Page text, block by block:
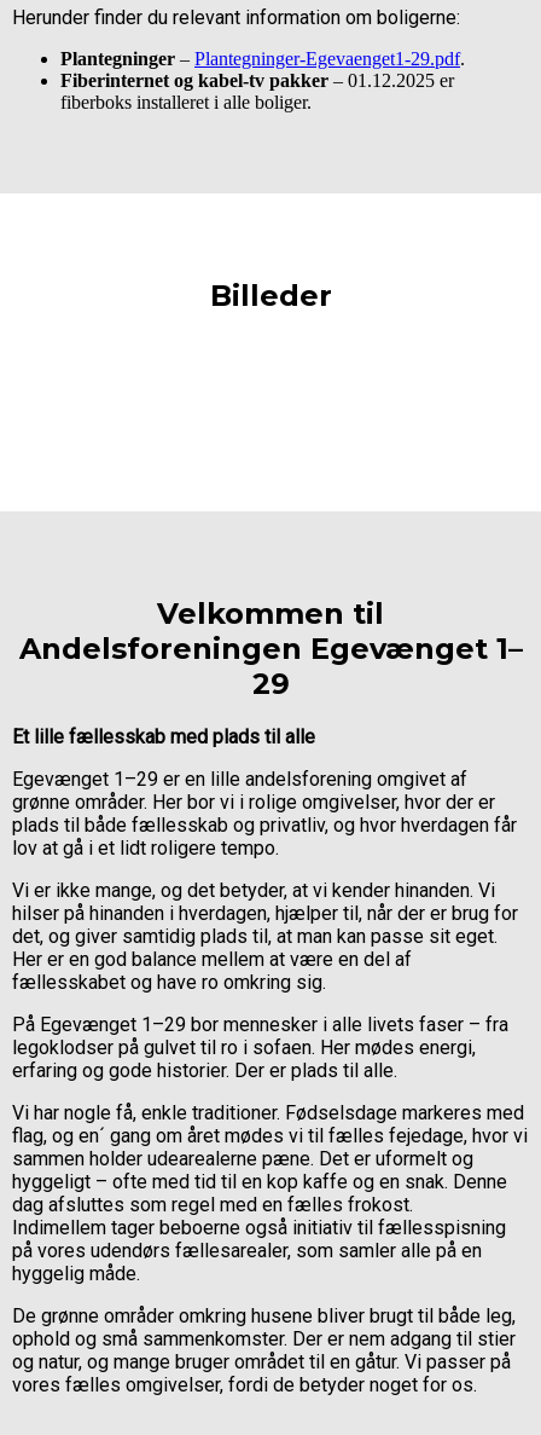
Herunder finder du relevant information om boligerne:
Plantegninger – Plantegninger-Egevaenget1-29.pdf.
Fiberinternet og kabel-tv pakker – 01.12.2025 er
fiberboks installeret i alle boliger.
Billeder
Velkommen til
Andelsforeningen Egevænget 1–
29
Et lille fællesskab med plads til alle
Egevænget 1–29 er en lille andelsforening omgivet af
grønne områder. Her bor vi i rolige omgivelser, hvor der er
plads til både fællesskab og privatliv, og hvor hverdagen får
lov at gå i et lidt roligere tempo.
Vi er ikke mange, og det betyder, at vi kender hinanden. Vi
hilser på hinanden i hverdagen, hjælper til, når der er brug for
det, og giver samtidig plads til, at man kan passe sit eget.
Her er en god balance mellem at være en del af
fællesskabet og have ro omkring sig.
På Egevænget 1–29 bor mennesker i alle livets faser – fra
legoklodser på gulvet til ro i sofaen. Her mødes energi,
erfaring og gode historier. Der er plads til alle.
Vi har nogle få, enkle traditioner. Fødselsdage markeres med
flag, og en´ gang om året mødes vi til fælles fejedage, hvor vi
sammen holder udearealerne pæne. Det er uformelt og
hyggeligt – ofte med tid til en kop kaffe og en snak. Denne
dag afsluttes som regel med en fælles frokost.
Indimellem tager beboerne også initiativ til fællesspisning
på vores udendørs fællesarealer, som samler alle på en
hyggelig måde.
De grønne områder omkring husene bliver brugt til både leg,
ophold og små sammenkomster. Der er nem adgang til stier
og natur, og mange bruger området til en gåtur. Vi passer på
vores fælles omgivelser, fordi de betyder noget for os.